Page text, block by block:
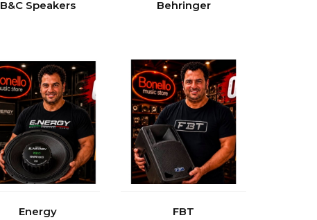
B&C Speakers Behringer
Energy FBT